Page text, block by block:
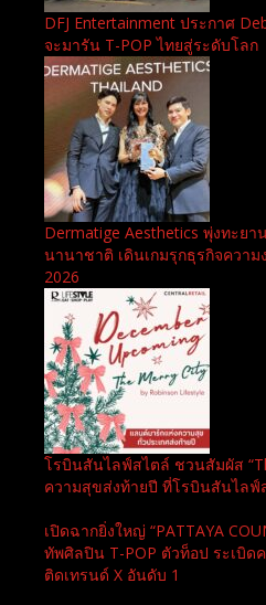
DFJ Entertainment ประกาศ
จะมารัน T-POP ไทยสู่ระดับโลก
Dermatige Aesthetics พุ่งทะยา
นานาชาติ เดินเกมรุกธุรกิจควา
2026
โรบินสันไลฟ์สไตล์ ชวนสัมผัส
ความสุขส่งท้ายปี ที่โรบินสันไลฟ์
เปิดฉากยิ่งใหญ่ “PATTAYA
ทัพศิลปิน T-POP ตัวท็อป ระเบิ
ติดเทรนด์ X อันดับ 1